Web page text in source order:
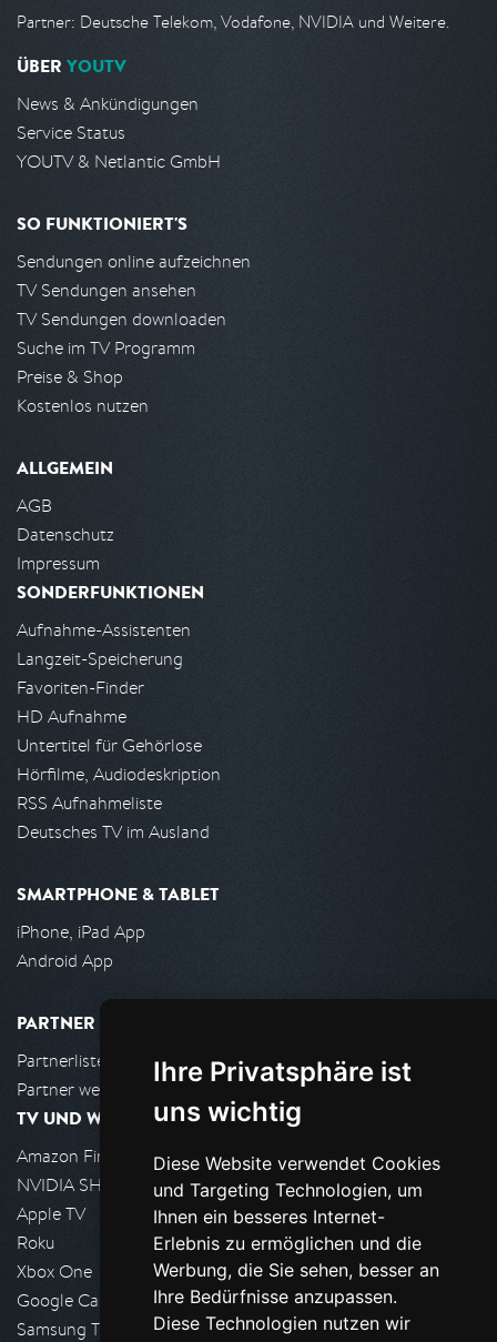
Ihre Privatsphäre ist
uns wichtig
Diese Website verwendet Cookies
und Targeting Technologien, um
Ihnen ein besseres Internet-
Erlebnis zu ermöglichen und die
Werbung, die Sie sehen, besser an
Ihre Bedürfnisse anzupassen.
Diese Technologien nutzen wir
Partner: Deutsche Telekom, Vodafone, NVIDIA und Weitere.
ÜBER YOUTV
News & Ankündigungen
Service Status
YOUTV & Netlantic GmbH
SO FUNKTIONIERT'S
Sendungen online aufzeichnen
TV Sendungen ansehen
TV Sendungen downloaden
Suche im TV Programm
Preise & Shop
Kostenlos nutzen
ALLGEMEIN
AGB
Datenschutz
Impressum
SONDERFUNKTIONEN
Aufnahme-Assistenten
Langzeit-Speicherung
Favoriten-Finder
HD Aufnahme
Untertitel für Gehörlose
Hörfilme, Audiodeskription
RSS Aufnahmeliste
Deutsches TV im Ausland
SMARTPHONE & TABLET
iPhone, iPad App
Android App
PARTNER
Partnerliste
Partner werden
TV UND WOHNZIMMER
Amazon FireTV
NVIDIA SHIELD, Google TV
Apple TV
Roku
Xbox One
Google Cast
Samsung TV